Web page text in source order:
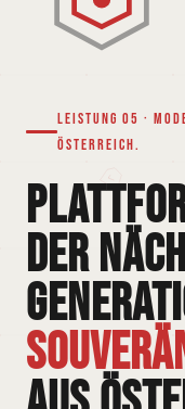
Leistung 05 ·
Österreich.
DER